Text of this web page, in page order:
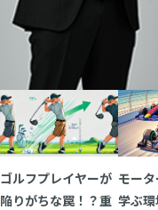
パートナー
ゴルフプレイヤーが
陥りがちな罠！？重
モー
学ぶ環